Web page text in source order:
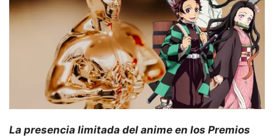
La presencia limitada del anime en los Premios